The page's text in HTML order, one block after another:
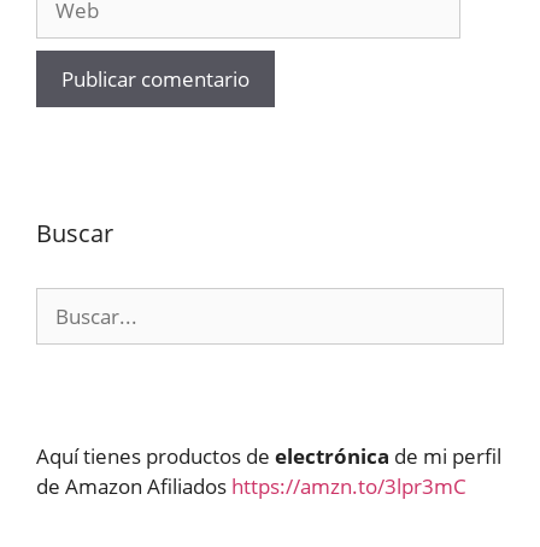
Buscar
Aquí tienes productos de electrónica de mi perfil
de Amazon Afiliados https://amzn.to/3lpr3mC